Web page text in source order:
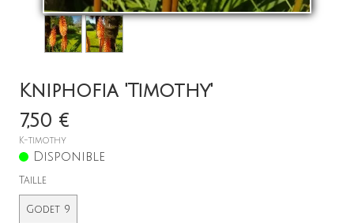
Kniphofia 'Timothy'
7,50 €
K-timothy
Disponible
Taille
Godet 9